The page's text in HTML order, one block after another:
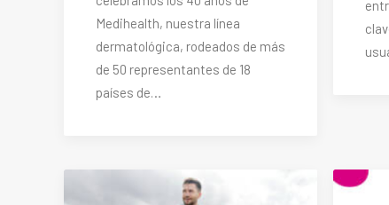
Medihealth, nuestra línea
dermatológica, rodeados de más
de 50 representantes de 18
países de…